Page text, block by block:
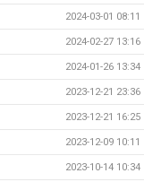
2024-03-01 08:11
2024-02-27 13:16
2024-01-26 13:34
2023-12-21 23:36
2023-12-21 16:25
2023-12-09 10:11
2023-10-14 10:34